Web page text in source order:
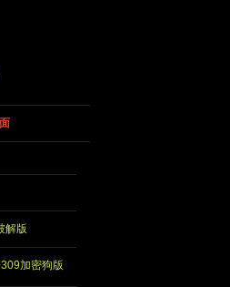
解版
加密狗版